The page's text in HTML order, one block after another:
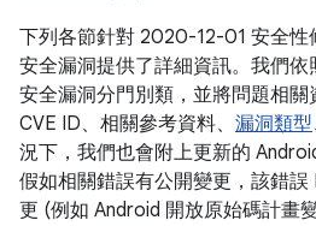
下列各節針對 2020-12-01 安全性
安全漏洞提供了詳細資訊。我們
安全漏洞分門別類，並將問題相
CVE ID、相關參考資料、 漏洞類型
況下，我們也會附上更新的
假如相關錯誤有公開變更，該錯
更 (例如 Android 開放原始碼計畫